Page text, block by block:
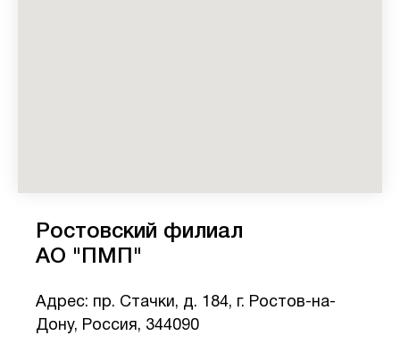
Ростовский филиал
АО "ПМП"
Адрес: пр. Стачки, д. 184, г. Ростов-на-
Дону, Россия, 344090